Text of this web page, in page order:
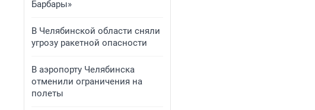
Барбары»
В Челябинской области сняли
угрозу ракетной опасности
В аэропорту Челябинска
отменили ограничения на
полеты